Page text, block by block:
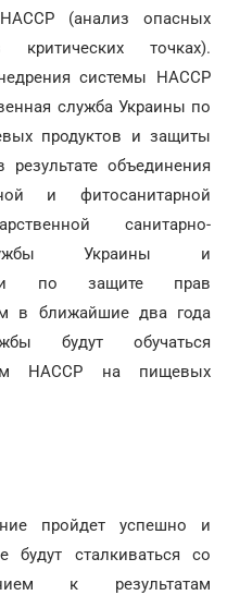
(анализ опасных
точках).
системы HACCP
служба Украины по
продуктов и защиты
результате объединения
и фитосанитарной
санитарно-
Украины и
по защите прав
в ближайшие два года
будут обучаться
HACCP на пищевых
пройдет успешно и
будут сталкиваться со
к результатам